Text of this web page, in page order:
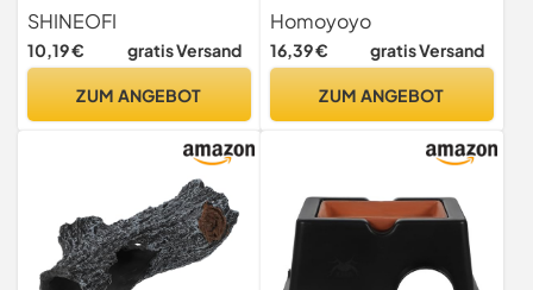
Aquarium Reptilien
Versteck für Kleintiere und
Skorpione
SHINEOFI
10,19 € gratis Versand
ZUM ANGEBOT
Langlebigem rutschfeste
Höhle für Echsen und
Schildkröten Sicherer
Reinigen Vielseitig Nutzbar
Homoyoyo
16,39 € gratis Versand
ZUM ANGEBOT